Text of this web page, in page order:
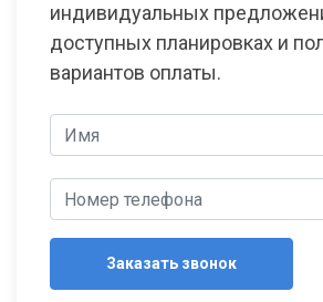
индивидуальных
доступных планировках и
вариантов оплаты.
Заказать звонок